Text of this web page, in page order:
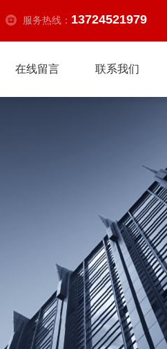
服务热线： 13724521979
在线留言 联系我们